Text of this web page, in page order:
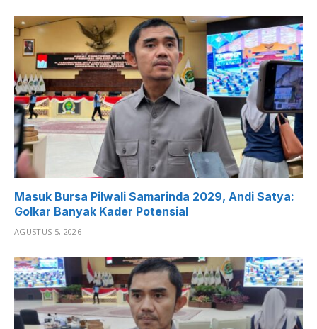
Masuk Bursa Pilwali Samarinda 2029, Andi Satya:
Golkar Banyak Kader Potensial
AGUSTUS 5, 2026